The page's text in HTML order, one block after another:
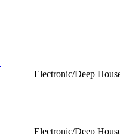
Electronic/Deep
Electronic/Deep